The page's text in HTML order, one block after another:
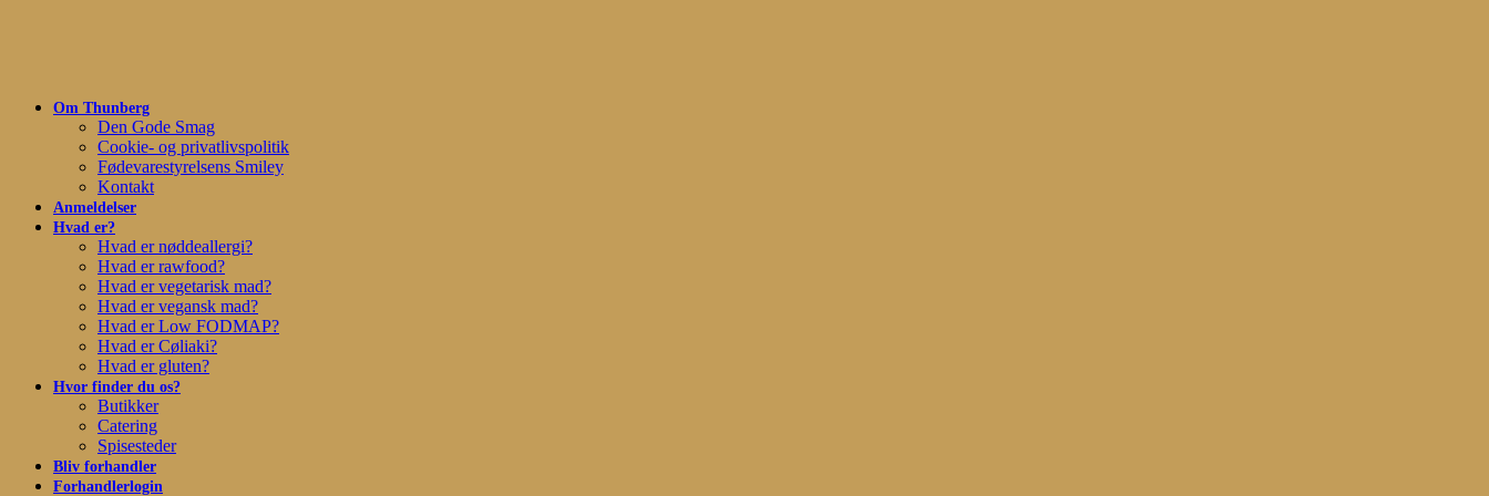
Om Thunberg
Den Gode Smag
Cookie- og privatlivspolitik
Fødevarestyrelsens Smiley
Kontakt
Anmeldelser
Hvad er?
Hvad er nøddeallergi?
Hvad er rawfood?
Hvad er vegetarisk mad?
Hvad er vegansk mad?
Hvad er Low FODMAP?
Hvad er Cøliaki?
Hvad er gluten?
Hvor finder du os?
Butikker
Catering
Spisesteder
Bliv forhandler
Forhandlerlogin